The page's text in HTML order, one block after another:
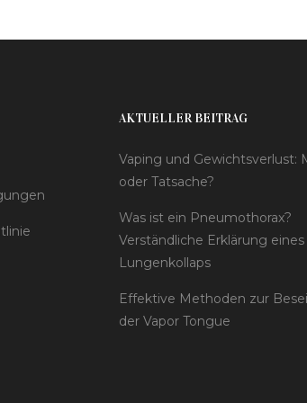
AKTUELLER BEITRAG
Vaping und Gewichtsverlust:
oder Tatsache?
Was ist ein Pneumothorax?
Verständliche Erklärung eines
Lungenkollaps
Effektive Methoden zur
der Vapor Tongue